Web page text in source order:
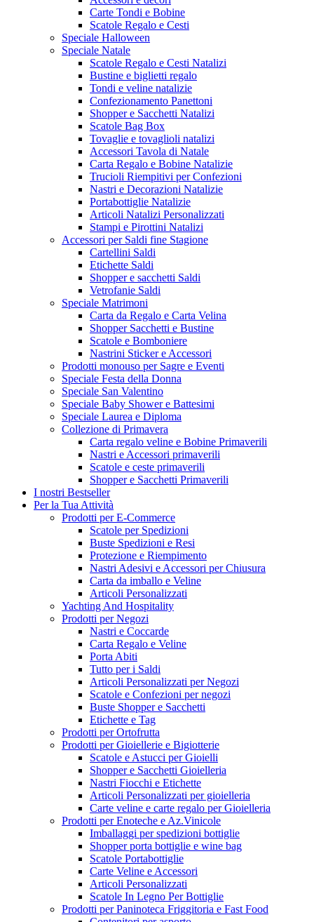
Carte Tondi e Bobine
Scatole Regalo e Cesti
Speciale Halloween
Speciale Natale
Scatole Regalo e Cesti Natalizi
Bustine e biglietti regalo
Tondi e veline natalizie
Confezionamento Panettoni
Shopper e Sacchetti Natalizi
Scatole Bag Box
Tovaglie e tovaglioli natalizi
Accessori Tavola di Natale
Carta Regalo e Bobine Natalizie
Trucioli Riempitivi per Confezioni
Nastri e Decorazioni Natalizie
Portabottiglie Natalizie
Articoli Natalizi Personalizzati
Stampi e Pirottini Natalizi
Accessori per Saldi fine Stagione
Cartellini Saldi
Etichette Saldi
Shopper e sacchetti Saldi
Vetrofanie Saldi
Speciale Matrimoni
Carta da Regalo e Carta Velina
Shopper Sacchetti e Bustine
Scatole e Bomboniere
Nastrini Sticker e Accessori
Prodotti monouso per Sagre e Eventi
Speciale Festa della Donna
Speciale San Valentino
Speciale Baby Shower e Battesimi
Speciale Laurea e Diploma
Collezione di Primavera
Carta regalo veline e Bobine Primaverili
Nastri e Accessori primaverili
Scatole e ceste primaverili
Shopper e Sacchetti Primaverili
I nostri Bestseller
Per la Tua Attività
Prodotti per E-Commerce
Scatole per Spedizioni
Buste Spedizioni e Resi
Protezione e Riempimento
Nastri Adesivi e Accessori per Chiusura
Carta da imballo e Veline
Articoli Personalizzati
Yachting And Hospitality
Prodotti per Negozi
Nastri e Coccarde
Carta Regalo e Veline
Porta Abiti
Tutto per i Saldi
Articoli Personalizzati per Negozi
Scatole e Confezioni per negozi
Buste Shopper e Sacchetti
Etichette e Tag
Prodotti per Ortofrutta
Prodotti per Gioiellerie e Bigiotterie
Scatole e Astucci per Gioielli
Shopper e Sacchetti Gioielleria
Nastri Fiocchi e Etichette
Articoli Personalizzati per gioielleria
Carte veline e carte regalo per Gioielleria
Prodotti per Enoteche e Az.Vinicole
Imballaggi per spedizioni bottiglie
Shopper porta bottiglie e wine bag
Scatole Portabottiglie
Carte Veline e Accessori
Articoli Personalizzati
Scatole In Legno Per Bottiglie
Prodotti per Paninoteca Friggitoria e Fast Food